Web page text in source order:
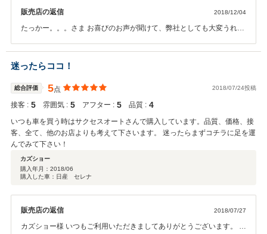
販売店の返信 2018/12/04
たっかー。。。さま お喜びのお声が聞けて、弊社としても大変うれし
も少なく、コンディションのよい一台をご提案するまでに お待たせし
てしまったことと思います。 そういった中で、ご満足のお言葉をいた
いただくので、ネイキッドもきっと長くかわいがっていただけると確
信しています！ 今後もメンテナンスのご利用お待ちしております。
迷ったらココ！
総合評価 5点 2018/07/24投稿
接客 : 5 雰囲気 : 5 アフター : 5 品質 : 4
いつも車を買う時はサクセスオートさんで購入しています。品質、価格、接
客、全て、他のお店よりも考えて下さいます。 迷ったらまずコチラに足を運
んでみて下さい！
カズショー
購入年月： 2018/06
購入した車：日産 セレナ
販売店の返信 2018/07/27
カズショー様 いつもご利用いただきましてありがとうございます。 ま